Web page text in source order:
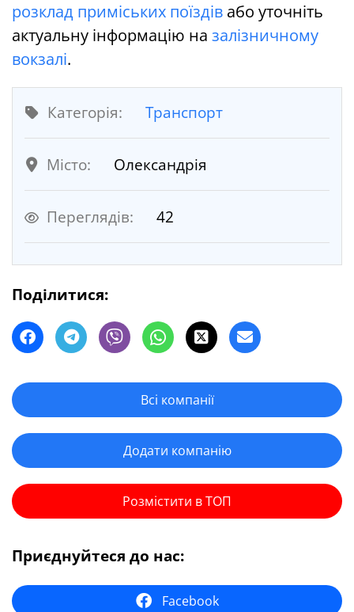
розклад приміських поїздів або уточніть
актуальну інформацію на залізничному
вокзалі.
Категорія: Транспорт
Місто: Олександрія
Переглядів: 42
Поділитися:
Всі компанії
Додати компанію
Розмістити в ТОП
Приєднуйтеся до нас:
Facebook